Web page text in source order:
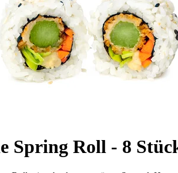
Spring Roll - 8